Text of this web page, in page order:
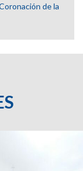
de la